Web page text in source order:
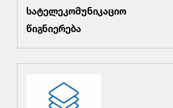
სატელეკომუნიკაციო
წიგნიერება